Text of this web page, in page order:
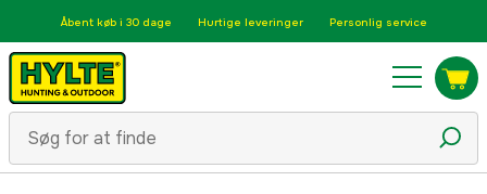
Åbent køb i 30 dage Hurtige leveringer Personlig service